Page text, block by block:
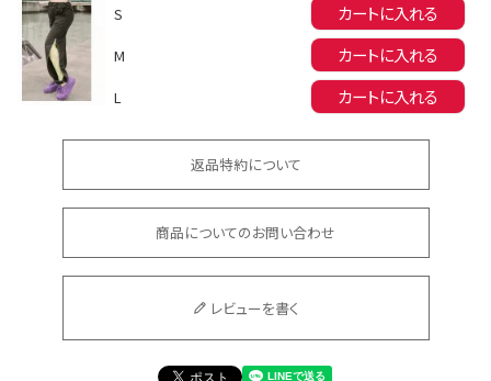
会員登録でいつでもお得に
S カートに入れる
M カートに入れる
L カートに入れる
返品特約について
商品についてのお問い合わせ
レビューを書く